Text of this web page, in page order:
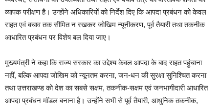
व्यापक परीक्षण है। उन्होंने अधिकारियों को निर्देश दिए कि आपदा प्रबंधन को केवल
राहत एवं बचाव तक सीमित न रखकर जोखिम न्यूनीकरण, पूर्व तैयारी तथा तकनीक
आधारित प्रबंधन पर विशेष बल दिया जाए।
मुख्यमंत्री ने कहा कि राज्य सरकार का उद्देश्य केवल आपदा के बाद राहत पहुंचाना
नहीं, बल्कि आपदा जोखिम को न्यूनतम करना, जन-धन की सुरक्षा सुनिश्चित करना
तथा उत्तराखण्ड को देश का सबसे सक्षम, तकनीक-सक्षम एवं जनभागीदारी आधारित
आपदा प्रबंधन मॉडल बनाना है। उन्होंने सभी से पूर्व तैयारी, आधुनिक तकनीक,